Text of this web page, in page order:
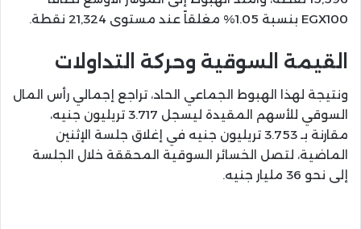
EGX100 بنسبة 1.05% مغلقاً عند مستوى 21,324 نقطة.
القيمة السوقية وحركة التداولات
ونتيجة لهذا الهبوط الجماعي الحاد، تراجع إجمالي رأس المال
السوقي للأسهم المقيدة ليسجل 3.717 تريليون جنيه،
مقارنة بـ 3.753 تريليون جنيه في إغلاق جلسة الإثنين
الماضية، لتصل الخسائر السوقية المحققة خلال الجلسة
إلى نحو 36 مليار جنيه.